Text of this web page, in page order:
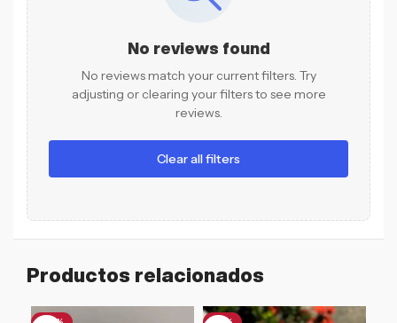
No reviews found
No reviews match your current filters. Try
adjusting or clearing your filters to see more
reviews.
Clear all filters
Productos relacionados